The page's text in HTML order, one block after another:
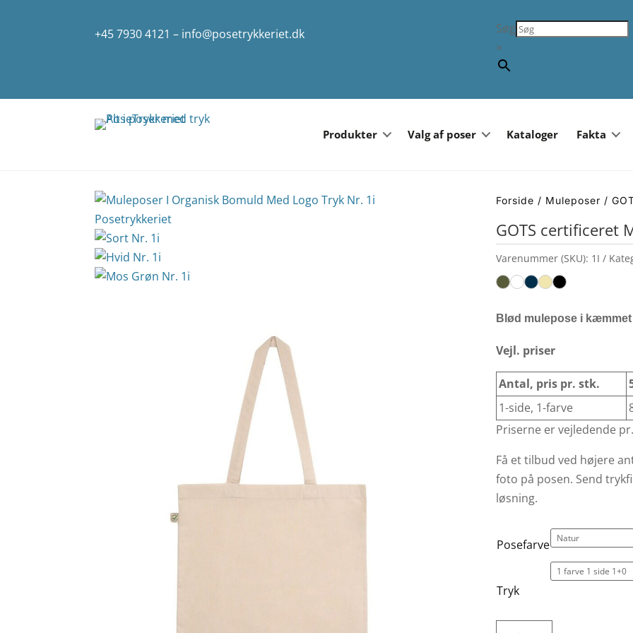
+45 7930 4121 – info@posetrykkeriet.dk
Søg
×
Produkter Valg af poser Kataloger Fakta
Forside / Muleposer /
GOTS certificeret
Varenummer (SKU): 1I
Blød mulepose i
Vejl. priser
Antal, pris pr. stk.
1-side, 1-farve
Priserne er vejledende
Få et tilbud ved højere
foto på posen. Send
løsning.
Posefarve
Tryk